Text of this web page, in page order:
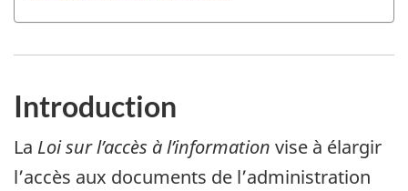
Introduction
La Loi sur l’accès à l’information vise à élargir
l’accès aux documents de l’administration